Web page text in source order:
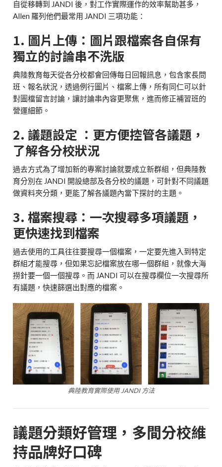
自從移轉到 JANDI 後，對工作實際運作的效率幫助甚多，
Allen 羅列他們最常用 JANDI 三項功能：
1. 圖片上傳：圖片跟檔案各自保有
獨立的討論串不洗版
典陸教育每天從各分校都會回傳每日回報訊息，包含家長問
班、報名狀況，透過例行圖片、檔案上傳，所有同仁可以針
對圖檔留言討論，讓討論串內容更聚焦，進而修正補習班的
營運細節。
2. 議題設定 ：更方便控管各議題，
了解各分校狀況
過去方式為了增加新的專案討論就要成立新群組，但典陸教
育分別在 JANDI 開設總部及各分校的議題，可針對不同議題
做資料夾分類，更能了解各議題內當下探討的主題。
3. 檔案搜尋：一次搜尋多項議題，
更快速找到檔案
過去使用的工具往往要搜尋一個檔案，一定要先進入到特定
群組才能搜尋，但如果忘記檔案放在哪一個群組，就像大海
撈針要一個一個搜尋。而 JANDI 可以在搜尋欄位一次搜尋所
有議題，快速篩選出對應的檔案。
典陸教育實際使用 JANDI 方法
議題分類好管理，多間分校維
持品牌好口碑